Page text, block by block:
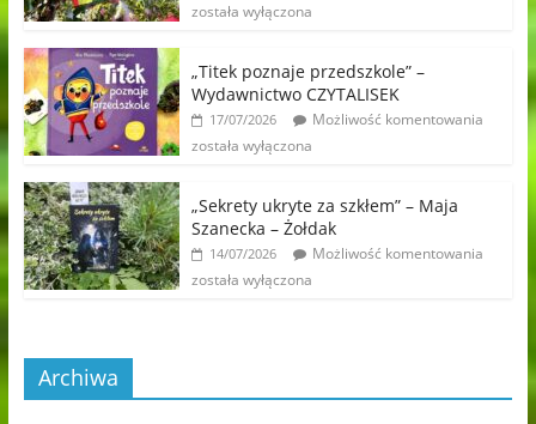
została wyłączona
„Titek poznaje przedszkole” –
Wydawnictwo CZYTALISEK
17/07/2026
Możliwość komentowania
została wyłączona
„Sekrety ukryte za szkłem” – Maja
Szanecka – Żołdak
14/07/2026
Możliwość komentowania
została wyłączona
Archiwa